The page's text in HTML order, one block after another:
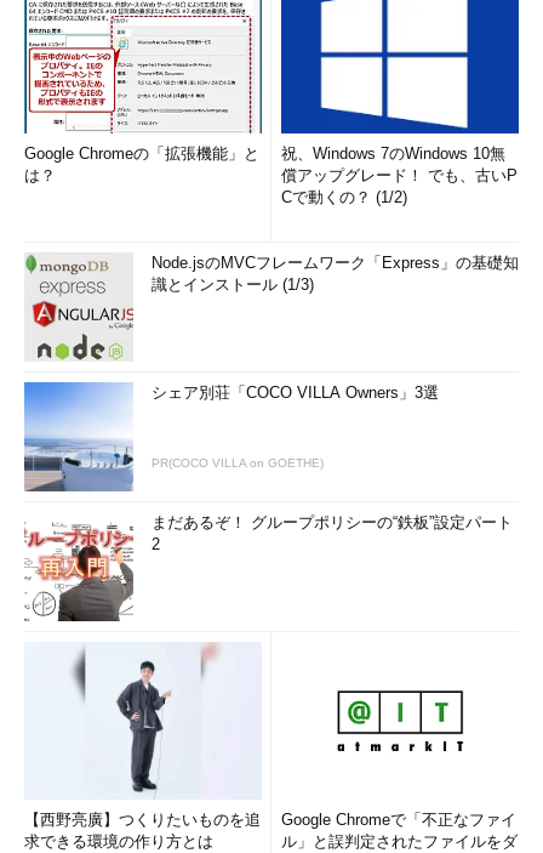
Google Chromeの「拡張機能」と
は？
祝、Windows 7のWindows 10無
償アップグレード！ でも、古いP
Cで動くの？ (1/2)
Node.jsのMVCフレームワーク「Express」の基礎知
識とインストール (1/3)
シェア別荘「COCO VILLA Owners」3選
PR(COCO VILLA on GOETHE)
まだあるぞ！ グループポリシーの“鉄板”設定パート
2
【西野亮廣】つくりたいものを追
求できる環境の作り方とは
Google Chromeで「不正なファイ
ル」と誤判定されたファイルをダ